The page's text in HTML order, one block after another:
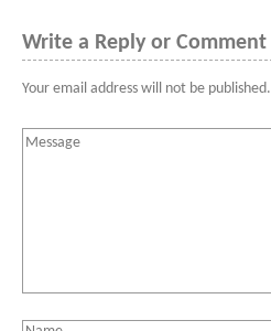
Write a Reply or Comment
Your email address will not be published.